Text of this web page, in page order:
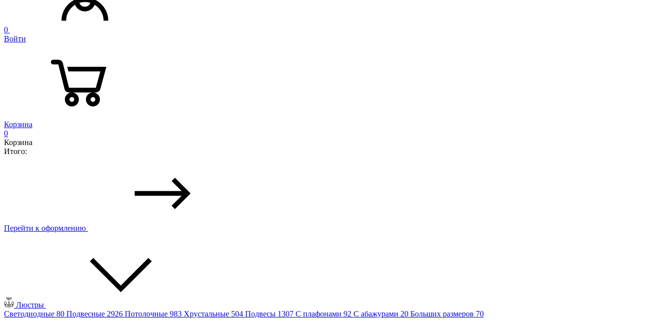
0
Войти
Корзина
0
Корзина
Итого:
Перейти к оформлению
Люстры
Светодиодные 80 Подвесные 2926 Потолочные 983 Хрустальные 504 Подвесы 1307 С плафонами 92 С абажурами 20 Больших размеров 70